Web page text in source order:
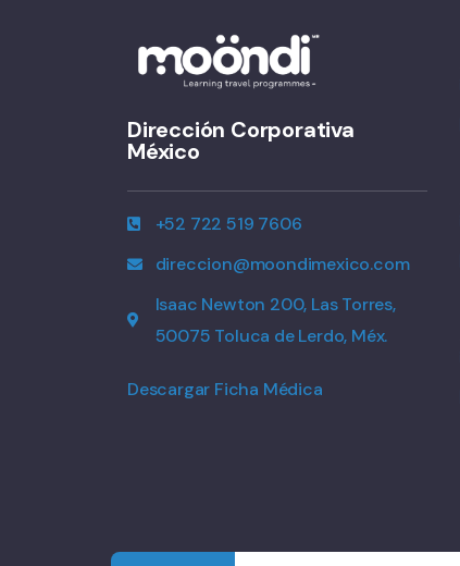
Dirección Corporativa
México
+52 722 519 7606
direccion@moondimexico.com
Isaac Newton 200, Las Torres,
50075 Toluca de Lerdo, Méx.
Descargar Ficha Médica